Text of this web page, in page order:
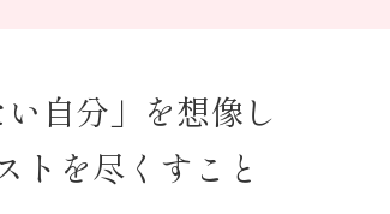
い自分」を想像し
トを尽くすこと